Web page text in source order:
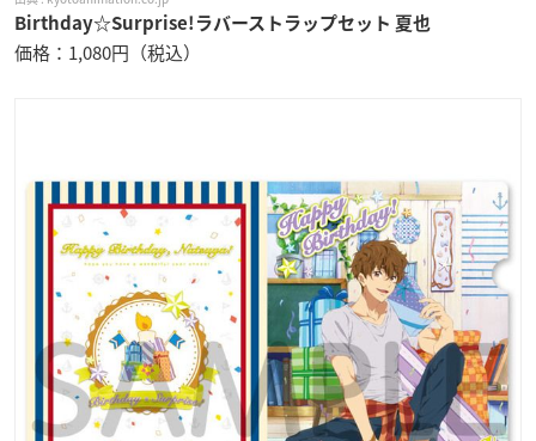
Birthday☆Surprise!ラバーストラップセット 夏也
価格：1,080円（税込）